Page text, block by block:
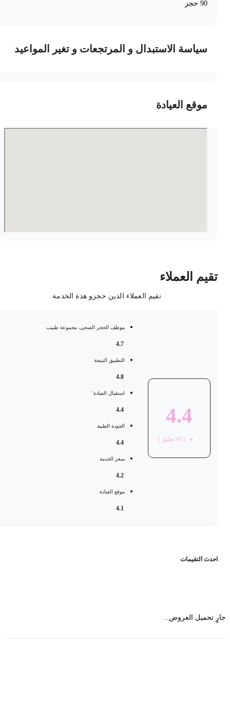
سياسة الاستبدال و المرتجعات و تغير المواعيد
موقع العيادة
العملاء
تقيم العملاء الذين حجزو هذة الخدمة
4.4
90 تعليق )
موظف الحجر الصحي، مجموعة طبيب
التطبيق النتيجة
استقبال العيادة'
الجودة الطبية
سعر الخدمة
موقع العيادة
التقيمات
تحميل العروض...